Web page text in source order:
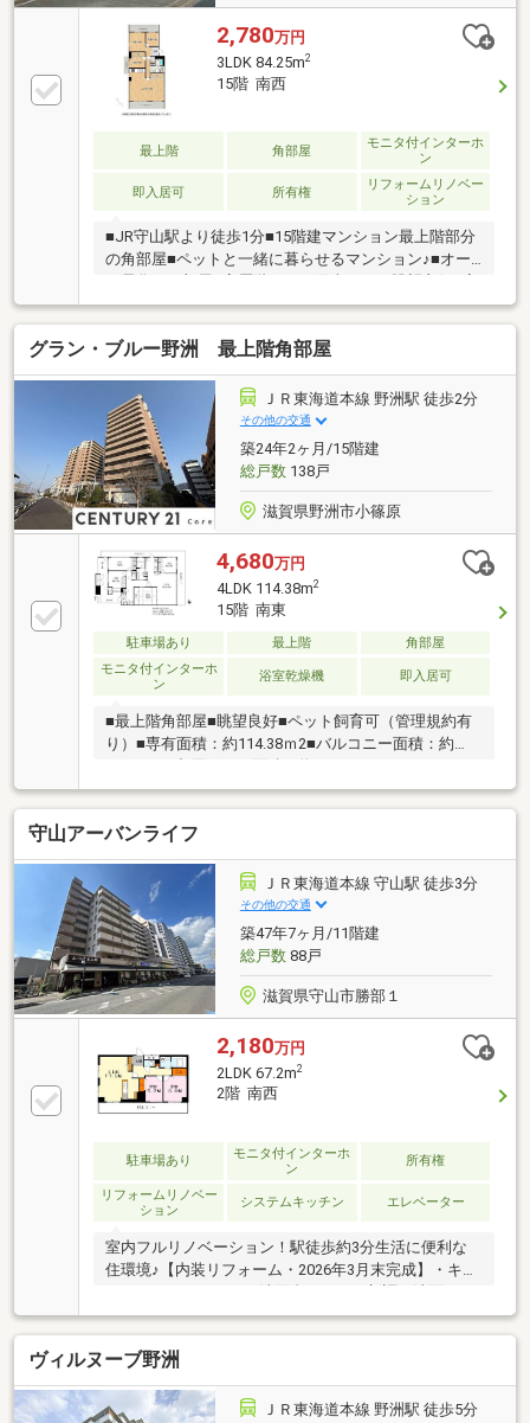
2,780万円
3LDK 84.25m2
15階 南西
最上階 角部屋
モニタ付インターホ
ン
即入居可 所有権
リフォームリノベー
ション
■JR守山駅より徒歩1分■15階建マンション最上階部分
の角部屋■ペットと一緒に暮らせるマンション♪■オー
族の集まるLDKはゆったり21帖超え■開放感のある3面
バルコニー■周辺環境の整った生活至便地■南西向きバ
ルコニーにつき陽当たり良好
グラン・ブルー野洲 最上階角部屋
ＪＲ東海道本線 野洲駅 徒歩2分
その他の交通
築24年2ヶ月/15階建
総戸数138戸
滋賀県野洲市小篠原
4,680万円
4LDK 114.38m2
15階 南東
駐車場あり 最上階
角部屋
モニタ付インターホ
ン
浴室乾燥機 即入居可
■最上階角部屋■眺望良好■ペット飼育可（管理規約有
り）■専有面積：約114.38ｍ2■バルコニー面積：約
41.87ｍ2■占用ポーチ面積：約19.42ｍ2■トランクルー
ム面積：約2.24ｍ2■オートロック■エレベーター■棟内
に自販機■ＩＨコンロに変更■床暖房■追炊き機能■浴室
乾燥機■温水洗浄便座■ＴＶモニターホン■ワイド廊下■
シューズＢｏｘ■バルコニー散水栓
守山アーバンライフ
ＪＲ東海道本線 守山駅 徒歩3分
その他の交通
築47年7ヶ月/11階建
総戸数88戸
滋賀県守山市勝部１
2,180万円
2LDK 67.2m2
2階 南西
駐車場あり
モニタ付インターホ
ン
所有権
リフォームリノベー
ション
システムキッチン エレベーター
室内フルリノベーション！駅徒歩約3分生活に便利な
住環境♪【内装リフォーム・2026年3月末完成】・キッ
レCF張替・リビング・キッチン、廊下、洋室床貼替・
クロス、壁、天井全面貼替ご案内承っております♪詳
細はお気軽にお問い合わせ下さいませ！■不動産のご
売却やご購入はセンチュリー21Realまで◆◆地元密
着、地元ならではの最新情報を取り揃えております！
ヴィルヌーブ野洲
ＪＲ東海道本線 野洲駅 徒歩5分